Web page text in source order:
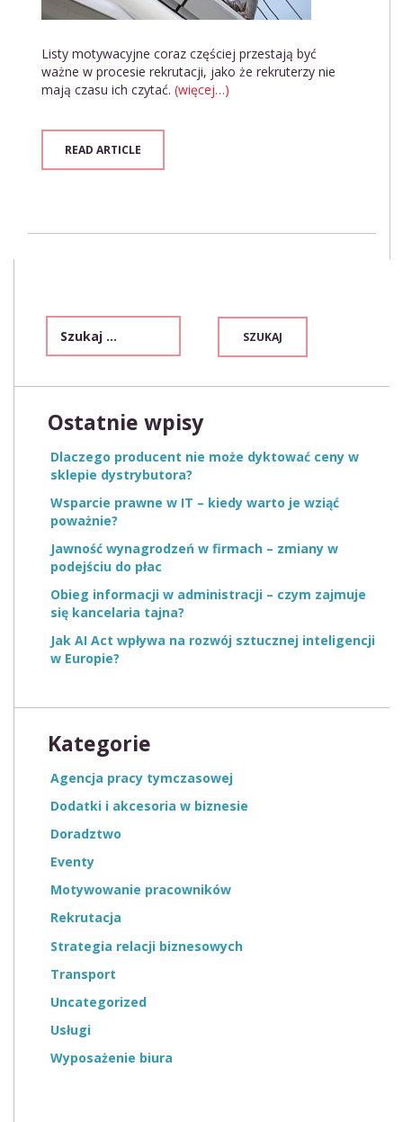
Listy motywacyjne coraz częściej przestają być
ważne w procesie rekrutacji, jako że rekruterzy nie
mają czasu ich czytać. (więcej…)
READ ARTICLE
Ostatnie wpisy
Dlaczego producent nie może dyktować ceny w
sklepie dystrybutora?
Wsparcie prawne w IT – kiedy warto je wziąć
poważnie?
Jawność wynagrodzeń w firmach – zmiany w
podejściu do płac
Obieg informacji w administracji – czym zajmuje
się kancelaria tajna?
Jak AI Act wpływa na rozwój sztucznej inteligencji
w Europie?
Kategorie
Agencja pracy tymczasowej
Dodatki i akcesoria w biznesie
Doradztwo
Eventy
Motywowanie pracowników
Rekrutacja
Strategia relacji biznesowych
Transport
Uncategorized
Usługi
Wyposażenie biura